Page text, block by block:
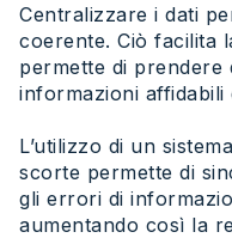
Centralizzare i dati
coerente. Ciò facilita
permette di prendere
informazioni affidabili
L’utilizzo di un
scorte permette di
gli errori di
aumentando così la